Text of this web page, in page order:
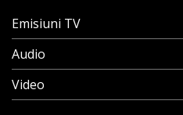
Emisiuni TV
Audio
Video